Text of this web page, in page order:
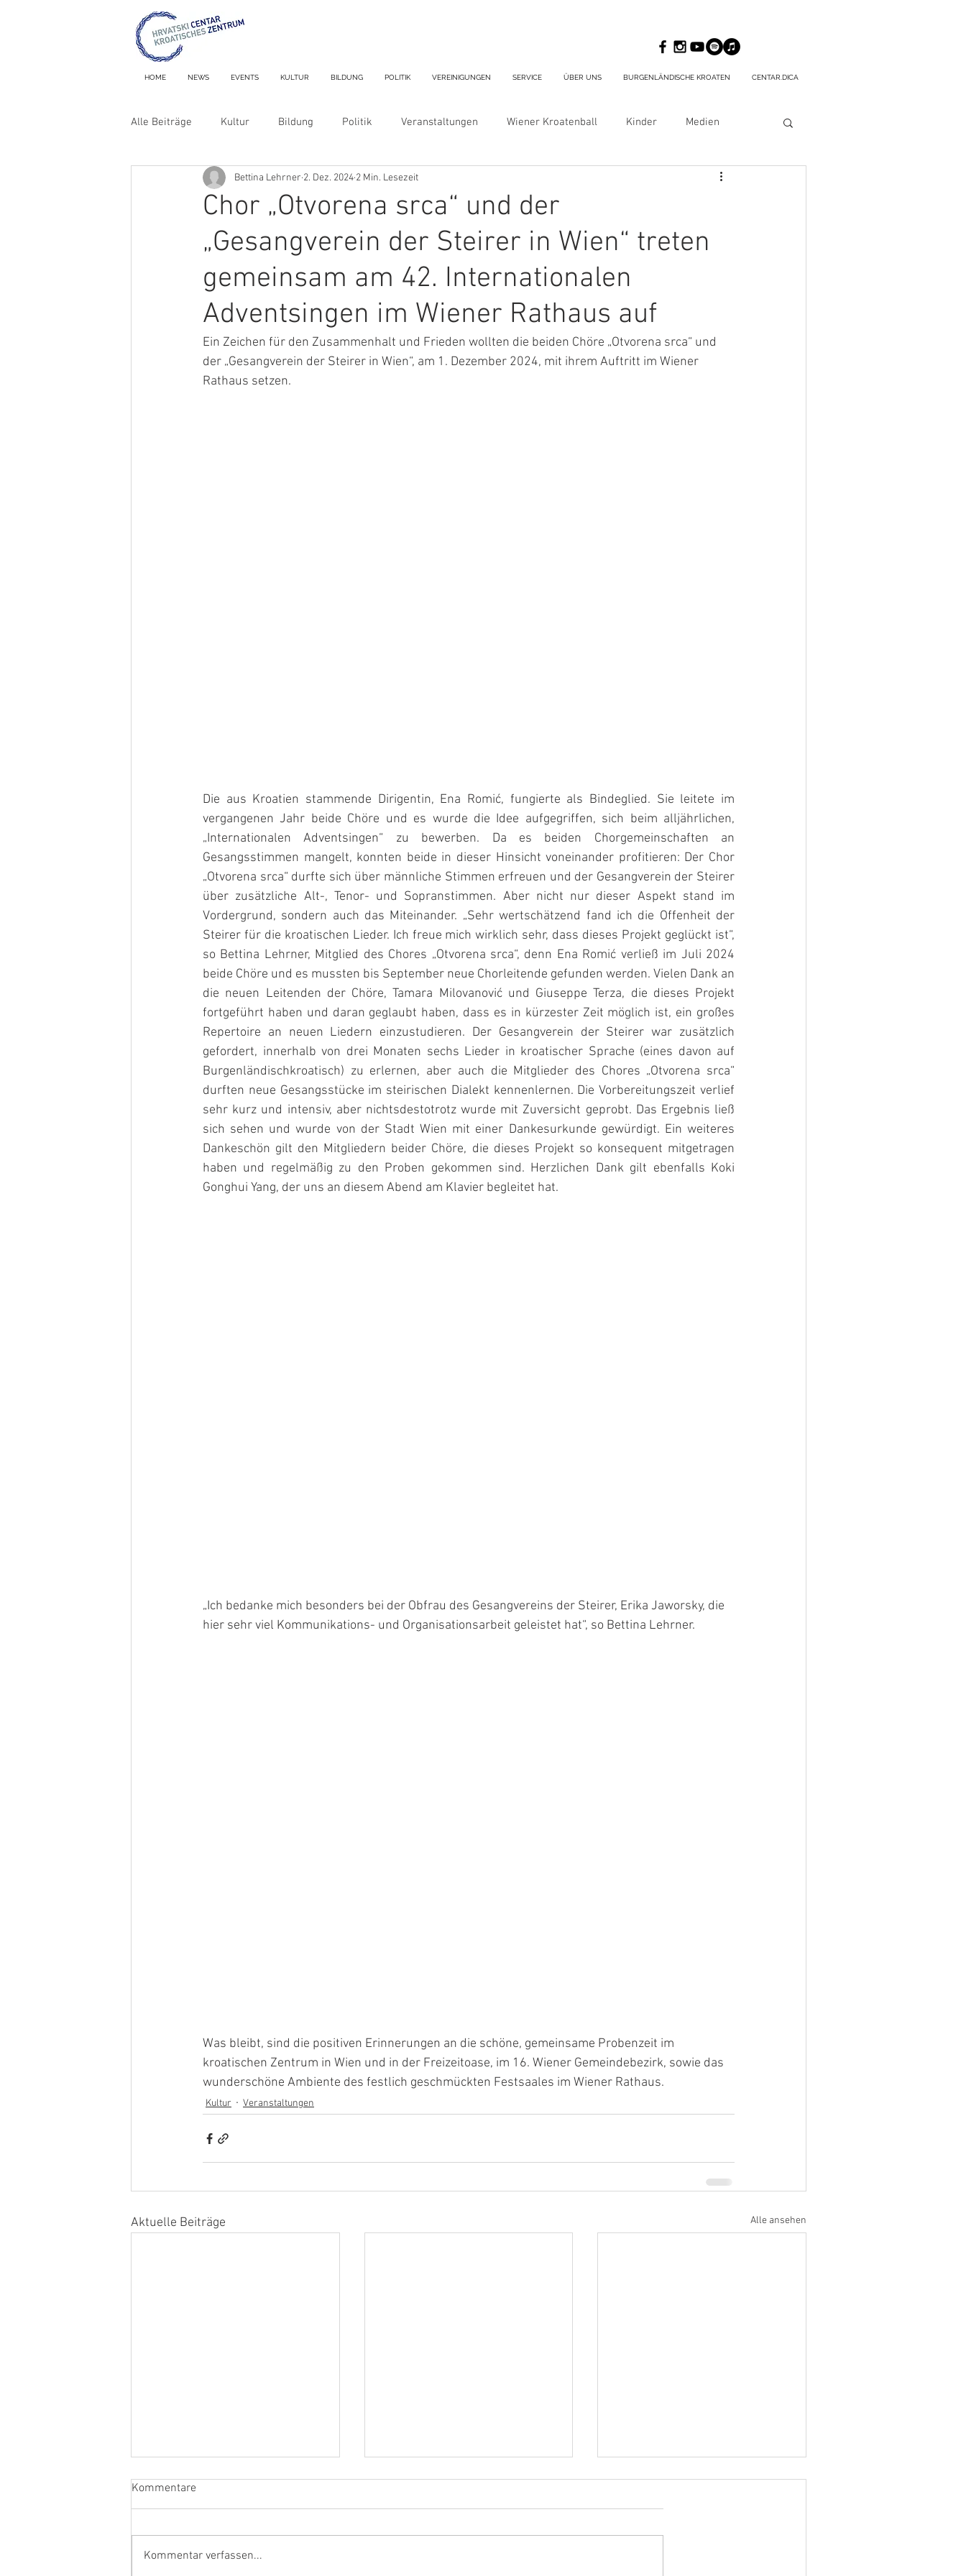
HOME NEWS EVENTS KULTUR BILDUNG POLITIK VEREINIGUNGEN SERVICE ÜBER UNS BURGENLÄNDISCHE KROATEN CENTAR.DICA
Alle Beiträge Kultur Bildung Politik Veranstaltungen Wiener Kroatenball Kinder Medien
Nekrologe Metron & MiniMetron
Chor „Otvorena srca“ und der
„Gesangverein der Steirer in Wien“ treten
gemeinsam am 42. Internationalen
Adventsingen im Wiener Rathaus auf
Bettina Lehrner 2. Dez. 2024 2 Min. Lesezeit
Ein Zeichen für den Zusammenhalt und Frieden wollten die beiden Chöre „Otvorena srca“ und
der „Gesangverein der Steirer in Wien“, am 1. Dezember 2024, mit ihrem Auftritt im Wiener
Rathaus setzen.
Die aus Kroatien stammende Dirigentin, Ena Romić, fungierte als Bindeglied. Sie leitete im
vergangenen Jahr beide Chöre und es wurde die Idee aufgegriffen, sich beim alljährlichen,
„Internationalen Adventsingen“ zu bewerben. Da es beiden Chorgemeinschaften an
Gesangsstimmen mangelt, konnten beide in dieser Hinsicht voneinander profitieren: Der Chor
„Otvorena srca“ durfte sich über männliche Stimmen erfreuen und der Gesangverein der Steirer
über zusätzliche Alt-, Tenor- und Sopranstimmen. Aber nicht nur dieser Aspekt stand im
Vordergrund, sondern auch das Miteinander. „Sehr wertschätzend fand ich die Offenheit der
Steirer für die kroatischen Lieder. Ich freue mich wirklich sehr, dass dieses Projekt geglückt ist“,
so Bettina Lehrner, Mitglied des Chores „Otvorena srca“, denn Ena Romić verließ im Juli 2024
beide Chöre und es mussten bis September neue Chorleitende gefunden werden. Vielen Dank an
die neuen Leitenden der Chöre, Tamara Milovanović und Giuseppe Terza, die dieses Projekt
fortgeführt haben und daran geglaubt haben, dass es in kürzester Zeit möglich ist, ein großes
Repertoire an neuen Liedern einzustudieren. Der Gesangverein der Steirer war zusätzlich
gefordert, innerhalb von drei Monaten sechs Lieder in kroatischer Sprache (eines davon auf
Burgenländischkroatisch) zu erlernen, aber auch die Mitglieder des Chores „Otvorena srca“
durften neue Gesangsstücke im steirischen Dialekt kennenlernen. Die Vorbereitungszeit verlief
sehr kurz und intensiv, aber nichtsdestotrotz wurde mit Zuversicht geprobt. Das Ergebnis ließ
sich sehen und wurde von der Stadt Wien mit einer Dankesurkunde gewürdigt. Ein weiteres
Dankeschön gilt den Mitgliedern beider Chöre, die dieses Projekt so konsequent mitgetragen
haben und regelmäßig zu den Proben gekommen sind. Herzlichen Dank gilt ebenfalls Koki
Gonghui Yang, der uns an diesem Abend am Klavier begleitet hat.
„Ich bedanke mich besonders bei der Obfrau des Gesangvereins der Steirer, Erika Jaworsky, die
hier sehr viel Kommunikations- und Organisationsarbeit geleistet hat“, so Bettina Lehrner.
Was bleibt, sind die positiven Erinnerungen an die schöne, gemeinsame Probenzeit im
kroatischen Zentrum in Wien und in der Freizeitoase, im 16. Wiener Gemeindebezirk, sowie das
wunderschöne Ambiente des festlich geschmückten Festsaales im Wiener Rathaus.
Kultur Veranstaltungen
Aktuelle Beiträge Alle ansehen
Kommentare
Kommentar verfassen...